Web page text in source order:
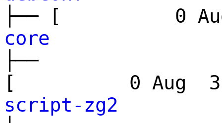
├── [ 0
core
├──
[ 0 Aug 3
script-zg2